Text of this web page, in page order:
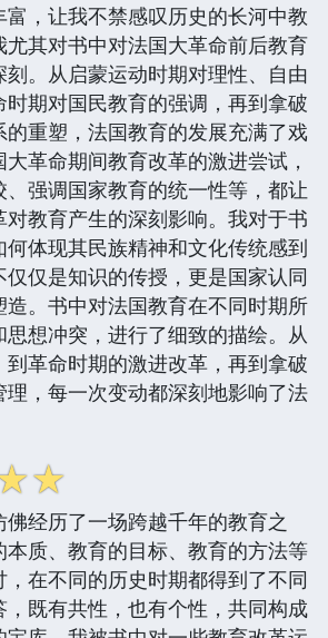
，让我不禁感叹历史的长河中教
其对书中对法国大革命前后教育
。从启蒙运动时期对理性、自由
期对国民教育的强调，再到拿破
重塑，法国教育的发展充满了戏
革命期间教育改革的激进尝试，
强调国家教育的统一性等，都让
教育产生的深刻影响。我对于书
体现其民族精神和文化传统感到
仅是知识的传授，更是国家认同
。书中对法国教育在不同时期所
想冲突，进行了细致的描绘。从
到革命时期的激进改革，再到拿破
，每一次变动都深刻地影响了法
☆
经历了一场跨越千年的教育之
质、教育的目标、教育的方法等
在不同的历史时期都得到了不同
，既有共性，也有个性，共同构成